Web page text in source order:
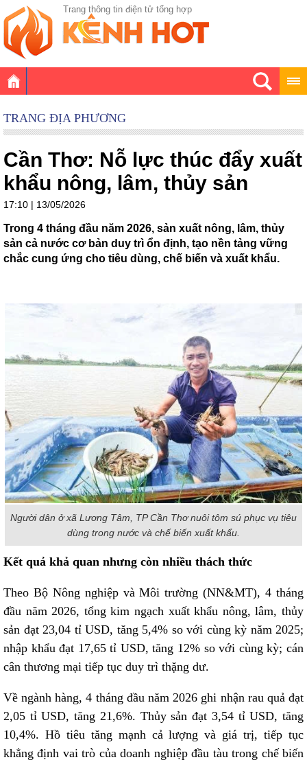
Trang thông tin điện tử tổng hợp
TRANG ĐỊA PHƯƠNG
Cần Thơ: Nỗ lực thúc đẩy xuất
khẩu nông, lâm, thủy sản
17:10 | 13/05/2026
Trong 4 tháng đầu năm 2026, sản xuất nông, lâm, thủy
sản cả nước cơ bản duy trì ổn định, tạo nền tảng vững
chắc cung ứng cho tiêu dùng, chế biến và xuất khẩu.
Người dân ở xã Lương Tâm, TP Cần Thơ nuôi tôm sú phục vụ tiêu
dùng trong nước và chế biến xuất khẩu.
Kết quả khả quan nhưng còn nhiều thách thức
Theo Bộ Nông nghiệp và Môi trường (NN&MT), 4 tháng
đầu năm 2026, tổng kim ngạch xuất khẩu nông, lâm, thủy
sản đạt 23,04 tỉ USD, tăng 5,4% so với cùng kỳ năm 2025;
nhập khẩu đạt 17,65 tỉ USD, tăng 12% so với cùng kỳ; cán
cân thương mại tiếp tục duy trì thặng dư.
Về ngành hàng, 4 tháng đầu năm 2026 ghi nhận rau quả đạt
2,05 tỉ USD, tăng 21,6%. Thủy sản đạt 3,54 tỉ USD, tăng
10,4%. Hồ tiêu tăng mạnh cả lượng và giá trị, tiếp tục
khẳng định vai trò của doanh nghiệp đầu tàu trong chế biến